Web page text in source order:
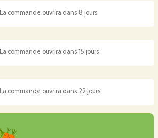
La commande ouvrira dans 8 jours
La commande ouvrira dans 15 jours
La commande ouvrira dans 22 jours